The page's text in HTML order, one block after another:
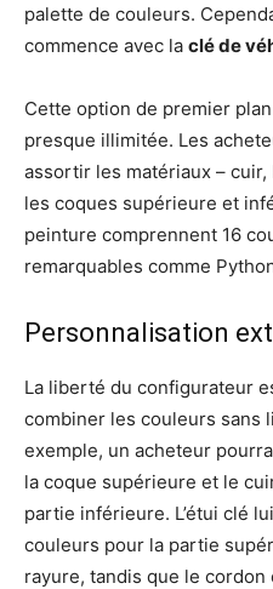
palette de couleurs.
commence avec la clé de
Cette option de premier
presque illimitée. Les
assortir les matériaux –
les coques supérieure et
peinture comprennent 16
remarquables comme
Personnalisation
La liberté du configurateur
combiner les couleurs sans
exemple, un acheteur
la coque supérieure et le
partie inférieure. L’étui clé
couleurs pour la partie
rayure, tandis que le